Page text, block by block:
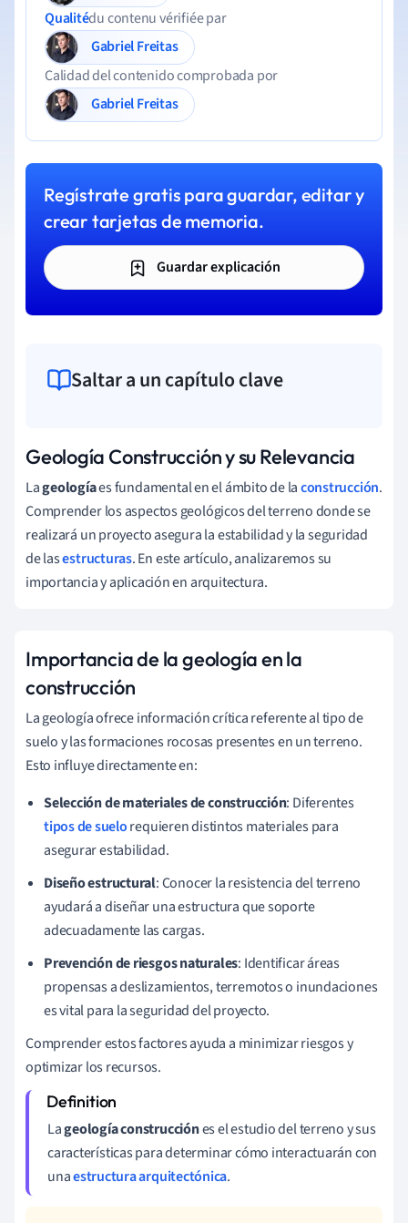
Qualitédu contenu vérifiée par
Gabriel Freitas
Calidad del contenido comprobada por
Gabriel Freitas
Regístrate gratis para guardar, editar y
crear tarjetas de memoria.
Guardar explicación
Saltar a un capítulo clave
Geología Construcción y su Relevancia
Lageologíaes fundamental en el ámbito de laconstrucción.
Comprender los aspectos geológicos del terreno donde se
realizará un proyecto asegura la estabilidad y la seguridad
de lasestructuras. En este artículo, analizaremos su
importancia y aplicación en arquitectura.
Importancia de la geología en la
construcción
La geología ofrece información crítica referente al tipo de
suelo y las formaciones rocosas presentes en un terreno.
Esto influye directamente en:
Selección de materiales de construcción: Diferentes
tipos de suelorequieren distintos materiales para
asegurar estabilidad.
Diseño estructural: Conocer la resistencia del terreno
ayudará a diseñar una estructura que soporte
adecuadamente las cargas.
Prevención de riesgos naturales: Identificar áreas
propensas a deslizamientos, terremotos o inundaciones
es vital para la seguridad del proyecto.
Comprender estos factores ayuda a minimizar riesgos y
optimizar los recursos.
Lageología construcciónes el estudio del terreno y sus
características para determinar cómo interactuarán con
unaestructura arquitectónica.